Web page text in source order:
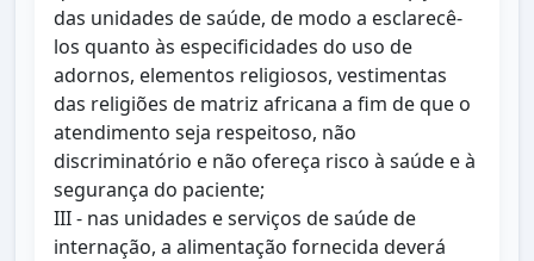
das unidades de saúde, de modo a esclarecê-
los quanto às especificidades do uso de
adornos, elementos religiosos, vestimentas
das religiões de matriz africana a fim de que o
atendimento seja respeitoso, não
discriminatório e não ofereça risco à saúde e à
segurança do paciente;
III - nas unidades e serviços de saúde de
internação, a alimentação fornecida deverá